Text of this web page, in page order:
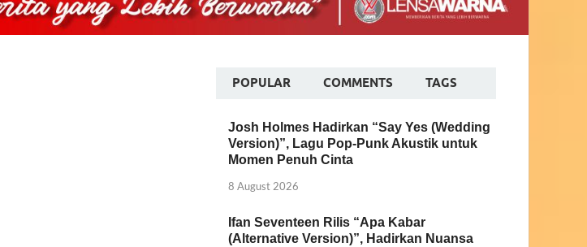
POPULAR COMMENTS TAGS
Josh Holmes Hadirkan “Say Yes (Wedding
Version)”, Lagu Pop-Punk Akustik untuk
Momen Penuh Cinta
8 August 2026
Ifan Seventeen Rilis “Apa Kabar
(Alternative Version)”, Hadirkan Nuansa